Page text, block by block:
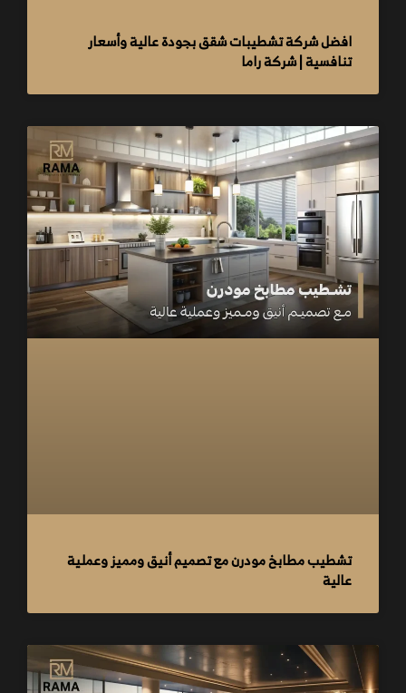
افضل شركة تشطيبات شقق بجودة عالية وأسعار
تنافسية | شركة راما
تشطيب مطابخ مودرن مع تصميم أنيق ومميز وعملية
عالية